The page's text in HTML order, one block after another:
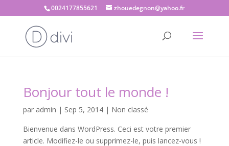
0024177855621 zhouedegnon@yahoo.fr
Bonjour tout le monde !
par admin | Sep 5, 2014| Non classé
Bienvenue dans WordPress. Ceci est votre premier
article. Modifiez-le ou supprimez-le, puis lancez-vous !